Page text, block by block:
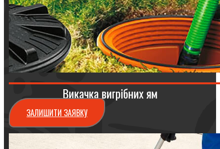
Викачка вигрібних ям
ЗАЛИШИТИ ЗАЯВКУ